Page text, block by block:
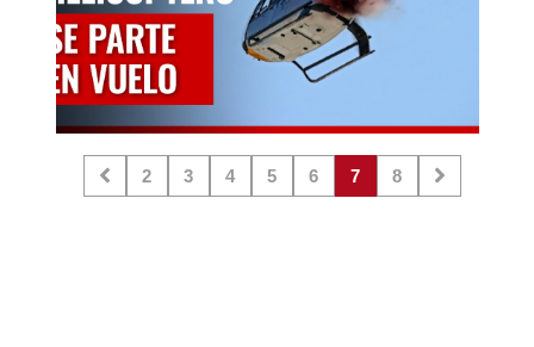
2 3 4 5 6 7 8